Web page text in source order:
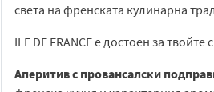
света на френската кулинарна
ILE DE FRANCE е достоен за
Аперитив с провансалски